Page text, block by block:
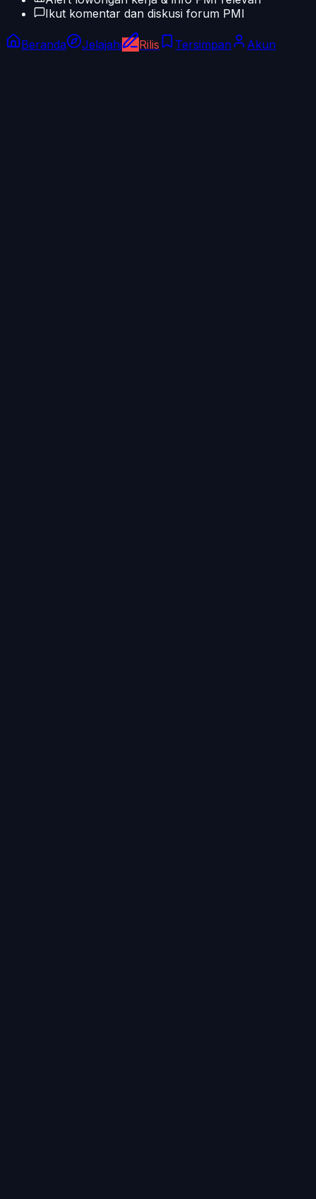
Ikut komentar dan diskusi forum PMI
Beranda Jelajahi Rilis Tersimpan Akun